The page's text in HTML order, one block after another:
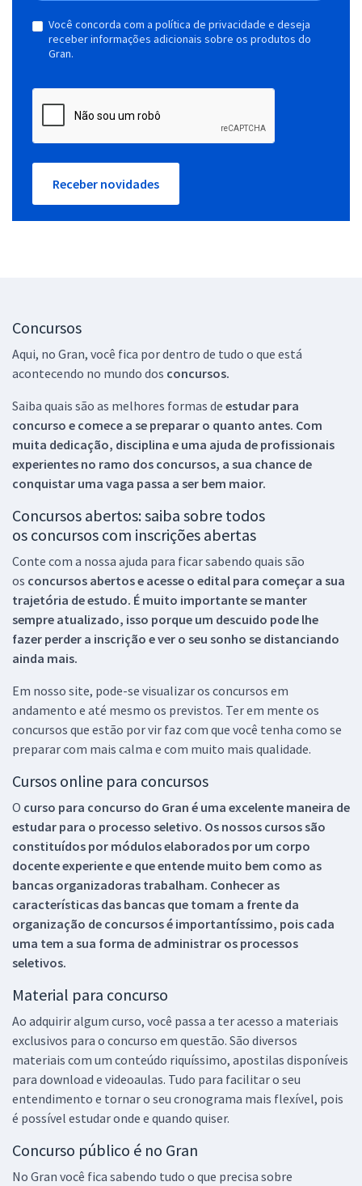
Você concorda com a política de privacidade e deseja
receber informações adicionais sobre os produtos do
Gran.
Receber novidades
Concursos
Aqui, no Gran, você fica por dentro de tudo o que está
acontecendo no mundo dos concursos.
Saiba quais são as melhores formas de estudar para
concurso e comece a se preparar o quanto antes. Com
muita dedicação, disciplina e uma ajuda de profissionais
experientes no ramo dos concursos, a sua chance de
conquistar uma vaga passa a ser bem maior.
Concursos abertos: saiba sobre todos
os concursos com inscrições abertas
Conte com a nossa ajuda para ficar sabendo quais são
os concursos abertos e acesse o edital para começar a sua
trajetória de estudo. É muito importante se manter
sempre atualizado, isso porque um descuido pode lhe
fazer perder a inscrição e ver o seu sonho se distanciando
ainda mais.
Em nosso site, pode-se visualizar os concursos em
andamento e até mesmo os previstos. Ter em mente os
concursos que estão por vir faz com que você tenha como se
preparar com mais calma e com muito mais qualidade.
Cursos online para concursos
O curso para concurso do Gran é uma excelente maneira de
estudar para o processo seletivo. Os nossos cursos são
constituídos por módulos elaborados por um corpo
docente experiente e que entende muito bem como as
bancas organizadoras trabalham. Conhecer as
características das bancas que tomam a frente da
organização de concursos é importantíssimo, pois cada
uma tem a sua forma de administrar os processos
seletivos.
Material para concurso
Ao adquirir algum curso, você passa a ter acesso a materiais
exclusivos para o concurso em questão. São diversos
materiais com um conteúdo riquíssimo, apostilas disponíveis
para download e videoaulas. Tudo para facilitar o seu
entendimento e tornar o seu cronograma mais flexível, pois
é possível estudar onde e quando quiser.
Concurso público é no Gran
No Gran você fica sabendo tudo o que precisa sobre